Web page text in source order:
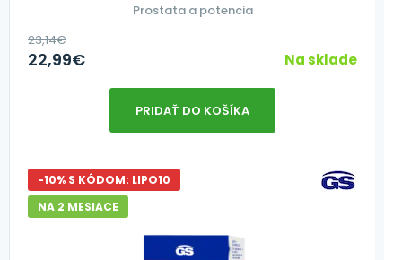
Prostata a potencia
23,14€
22,99€ Na sklade
PRIDAŤ DO KOŠÍKA
-10% S KÓDOM: LIPO10
NA 2 MESIACE